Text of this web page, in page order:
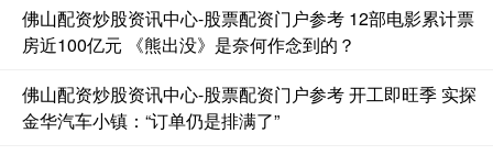
佛山配资炒股资讯中心-股票配资门户参考 12部电影累计票
房近100亿元 《熊出没》是奈何作念到的？
佛山配资炒股资讯中心-股票配资门户参考 开工即旺季 实探
金华汽车小镇：“订单仍是排满了”